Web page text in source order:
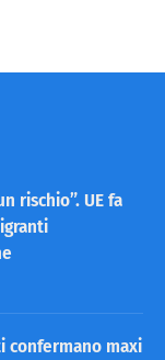
rischio”. UE fa
confermano maxi